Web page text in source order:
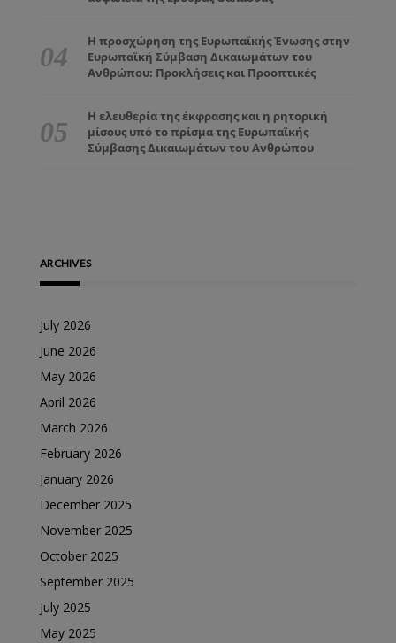
Η προσχώρηση της Ευρωπαϊκής Ένωσης στην
Ευρωπαϊκή Σύμβαση Δικαιωμάτων του
Ανθρώπου: Προκλήσεις και Προοπτικές
Η ελευθερία της έκφρασης και η ρητορική
μίσους υπό το πρίσμα της Ευρωπαϊκής
Σύμβασης Δικαιωμάτων του Ανθρώπου
ARCHIVES
July 2026
June 2026
May 2026
April 2026
March 2026
February 2026
January 2026
December 2025
November 2025
October 2025
September 2025
July 2025
May 2025